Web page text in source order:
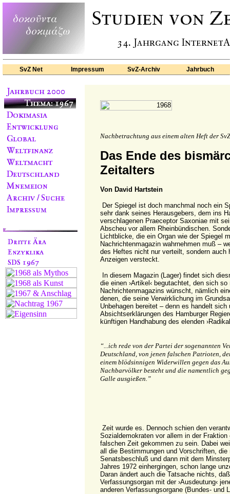
SvZ Net Impressum SvZ-Archiv Jahrbuch
Nachbetrachtung aus einem alten Heft der
Das Ende des
Zeitalters
Von David Hartstein
Der Spiegel ist doch manchmal noch ein
sehr dank seines Herausgebers, dem ins
verschlagenen Praeceptor Saxoniae mit
Abscheu vor allem Rheinbündischen.
Lichtblicke, die ein Organ wie der Spiegel
Nachrichtenmagazin wahrnehmen muß –
des Heftes nicht nur verteilt, sondern auch
Anzeigen versteckt.
In diesem Magazin (Lager) findet sich
die einen ›Artikel‹ begutachtet, den sich
Nachrichtenmagazins wünscht, nämlich
denen, die seine Verwirklichung im
Unbehagen bereitet – denn es handelt sich
Absichtserklärungen des Hamburger
künftigen Handhabung des elenden
“...ich rede von der Partei der sogenannten
Deutschland, von jenen falschen Patrioten,
einem blödsinnigen Widerwillen gegen das
Nachbarvölker besteht und die namentlich
Galle ausgießen.”
Zeit wurde es. Dennoch schien den
Sozialdemokraten vor allem in der
falschen Zeit gekommen zu sein. Dabei
all die Bestimmungen und Vorschriften, die
Senatsbeschluß und dann mit dem
Jahres 1972 einhergingen, schon lange
Daran ändert auch die Tatsache nichts,
Verfassungsorgan mit der ›Ausdeutung‹
anderen Verfassungsorgane (Bundes- und